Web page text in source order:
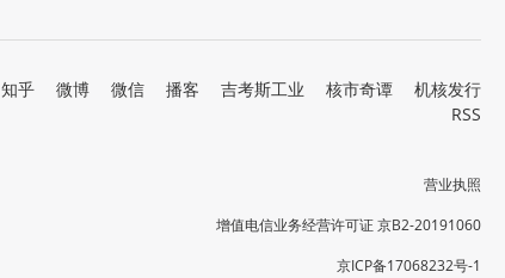
知乎 微博 微信 播客 吉考斯工业 核市奇谭
机核发行
RSS
营业执照
增值电信业务经营许可证 京B2-20191060
京ICP备17068232号-1